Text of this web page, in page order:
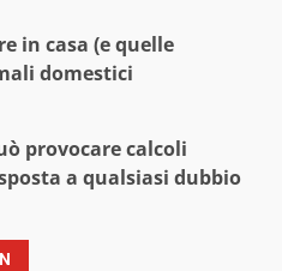
in casa (e quelle
domestici
provocare calcoli
a qualsiasi dubbio